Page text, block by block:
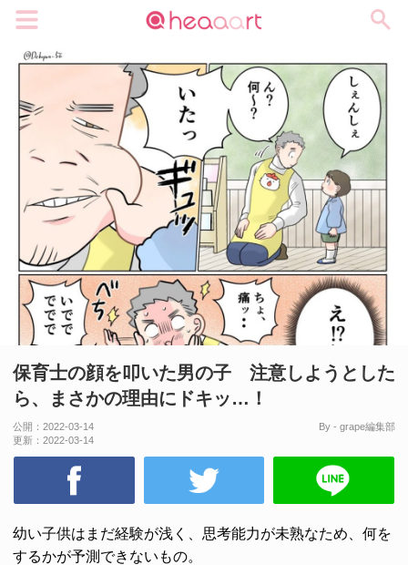
保育士の顔を叩いた男の子 注意しようとした
ら、まさかの理由にドキッ…！
公開： 2022-03-14
更新： 2022-03-14
By - grape編集部
幼い子供はまだ経験が浅く、思考能力が未熟なため、何を
するかが予測できないもの。